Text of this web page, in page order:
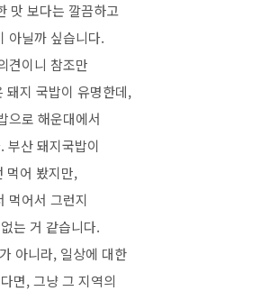
맛 보다는 깔끔하고
아닐까 싶습니다.
견이니 참조만
돼지 국밥이 유명한데,
으로 해운대에서
부산 돼지국밥이
먹어 봤지만,
먹어서 그런지
는 거 같습니다.
아니라, 일상에 대한
면, 그냥 그 지역의